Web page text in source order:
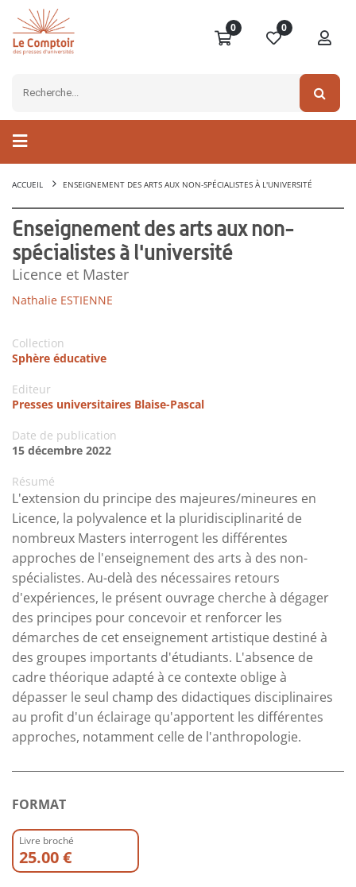
0 0
ACCUEIL ENSEIGNEMENT DES ARTS AUX NON-SPÉCIALISTES À L'UNIVERSITÉ
Enseignement des arts aux non-
spécialistes à l'université
Licence et Master
Nathalie ESTIENNE
Collection
Sphère éducative
Editeur
Presses universitaires Blaise-Pascal
Date de publication
15 décembre 2022
Résumé
L'extension du principe des majeures/mineures en
Licence, la polyvalence et la pluridisciplinarité de
nombreux Masters interrogent les différentes
approches de l'enseignement des arts à des non-
spécialistes. Au-delà des nécessaires retours
d'expériences, le présent ouvrage cherche à dégager
des principes pour concevoir et renforcer les
démarches de cet enseignement artistique destiné à
des groupes importants d'étudiants. L'absence de
cadre théorique adapté à ce contexte oblige à
dépasser le seul champ des didactiques disciplinaires
au profit d'un éclairage qu'apportent les différentes
approches, notamment celle de l'anthropologie.
FORMAT
Livre broché
25.00 €